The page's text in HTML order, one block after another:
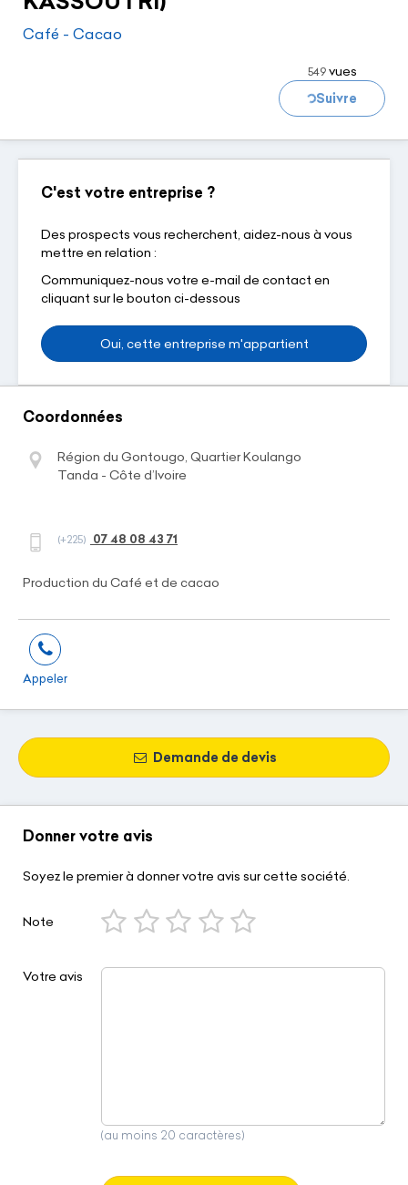
Café - Cacao
549vues
Chargement...Suivre
C'est votre entreprise ?
Des prospects vous recherchent, aidez-nous à vous
mettre en relation :
Communiquez-nous votre e-mail de contact en
cliquant sur le bouton ci-dessous
Oui, cette entreprise m'appartient
Coordonnées
Région du Gontougo, Quartier Koulango
Tanda - Côte d’Ivoire
(+225) 07 48 08 43 71
Production du Café et de cacao
Appeler
Demande de devis
Donner votre avis
Soyez le premier à donner votre avis sur cette société.
Note
Votre avis
(au moins 20 caractères)